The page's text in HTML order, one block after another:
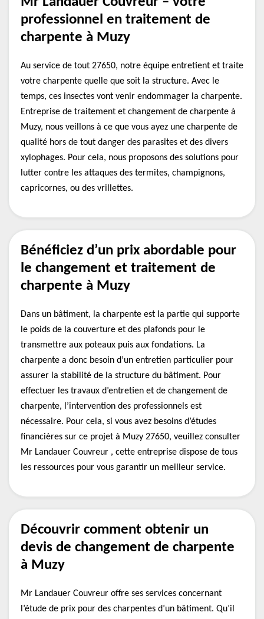
professionnel en traitement de
charpente à Muzy
Au service de tout 27650, notre équipe entretient et traite
votre charpente quelle que soit la structure. Avec le
temps, ces insectes vont venir endommager la charpente.
Entreprise de traitement et changement de charpente à
Muzy, nous veillons à ce que vous ayez une charpente de
qualité hors de tout danger des parasites et des divers
xylophages. Pour cela, nous proposons des solutions pour
lutter contre les attaques des termites, champignons,
capricornes, ou des vrillettes.
Bénéficiez d’un prix abordable pour
le changement et traitement de
charpente à Muzy
Dans un bâtiment, la charpente est la partie qui supporte
le poids de la couverture et des plafonds pour le
transmettre aux poteaux puis aux fondations. La
charpente a donc besoin d’un entretien particulier pour
assurer la stabilité de la structure du bâtiment. Pour
effectuer les travaux d’entretien et de changement de
charpente, l’intervention des professionnels est
nécessaire. Pour cela, si vous avez besoins d’études
financières sur ce projet à Muzy 27650, veuillez consulter
Mr Landauer Couvreur , cette entreprise dispose de tous
les ressources pour vous garantir un meilleur service.
Découvrir comment obtenir un
devis de changement de charpente
à Muzy
Mr Landauer Couvreur offre ses services concernant
l’étude de prix pour des charpentes d’un bâtiment. Qu’il